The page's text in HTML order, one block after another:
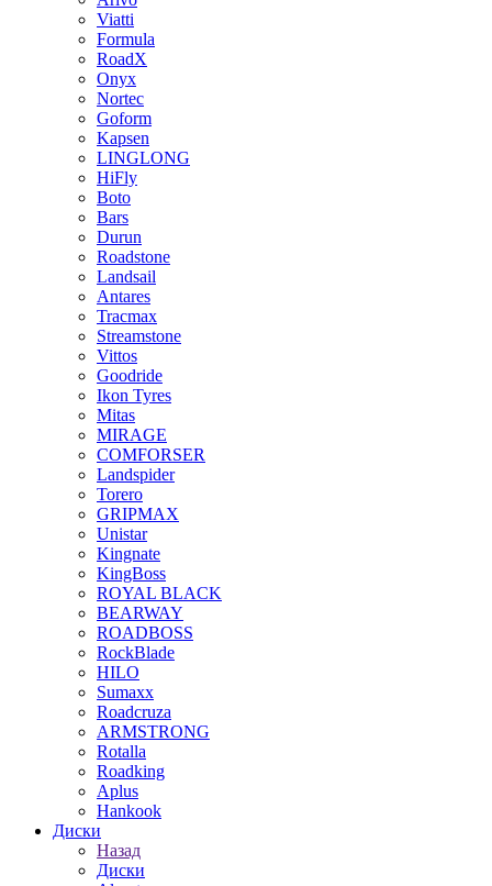
Viatti
Formula
RoadX
Onyx
Nortec
Goform
Kapsen
LINGLONG
HiFly
Boto
Bars
Durun
Roadstone
Landsail
Antares
Tracmax
Streamstone
Vittos
Goodride
Ikon Tyres
Mitas
MIRAGE
COMFORSER
Landspider
Torero
GRIPMAX
Unistar
Kingnate
KingBoss
ROYAL BLACK
BEARWAY
ROADBOSS
RockBlade
HILO
Sumaxx
Roadcruza
ARMSTRONG
Rotalla
Roadking
Aplus
Hankook
Диски
Назад
Диски